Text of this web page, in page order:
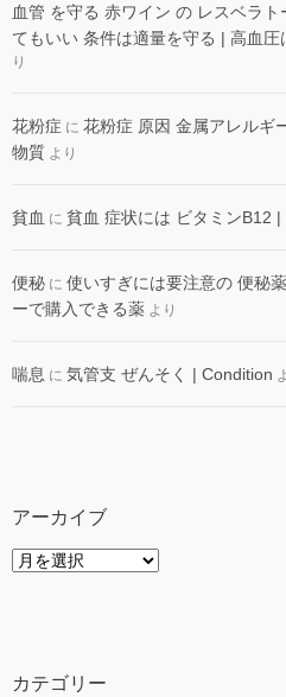
血管 を守る 赤ワイン の レスベラト
てもいい 条件は適量を守る | 高血
り
花粉症 に 花粉症 原因 金属アレルギ
物質 より
貧血 に 貧血 症状には ビタミンB12 |
便秘 に 使いすぎには要注意の 便秘
ーで購入できる薬 より
喘息 に 気管支 ぜんそく | Condition
アーカイブ
ア
カテゴリー